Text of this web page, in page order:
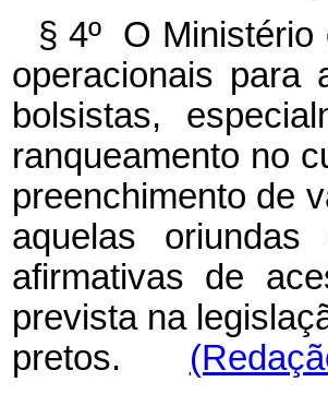
§ 4º O Ministério
operacionais
bolsistas,
ranqueamento no
preenchimento de
aquelas
afirmativas de
prevista na
pretos.